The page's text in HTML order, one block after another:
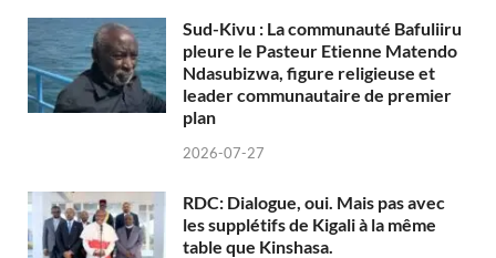
Sud-Kivu : La communauté Bafuliiru
pleure le Pasteur Etienne Matendo
Ndasubizwa, figure religieuse et
leader communautaire de premier
plan
2026-07-27
RDC: Dialogue, oui. Mais pas avec
les supplétifs de Kigali à la même
table que Kinshasa.